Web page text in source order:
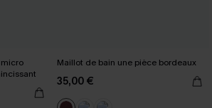
Maillot de bain une pièce bordeaux
35,00 €